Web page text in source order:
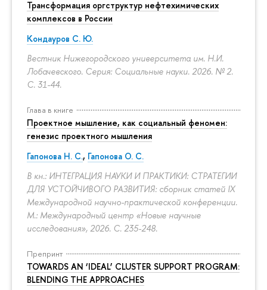
Трансформация оргструктур нефтехимических
комплексов в России
Кондауров С. Ю.
Вестник Нижегородского университета им. Н.И.
Лобачевского. Серия: Социальные науки. 2026. № 2.
С. 31-44.
Глава в книге
Проектное мышление, как социальный феномен:
генезис проектного мышления
Гапонова Н. С., Гапонова О. С.
В кн.: ИНТЕГРАЦИЯ НАУКИ И ПРАКТИКИ: СТРАТЕГИИ
ДЛЯ УСТОЙЧИВОГО РАЗВИТИЯ: сборник статей IX
Международной научно-практической конференции.
М.: Международный центр «Новые научные
исследования», 2026. С. 235-248.
Препринт
TOWARDS AN ‘IDEAL’ CLUSTER SUPPORT PROGRAM:
BLENDING THE APPROACHES